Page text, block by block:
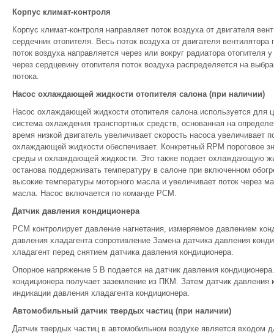
Корпус климат-контроля
Корпус климат-контроля направляет поток воздуха от двигателя
сердечник отопителя. Весь поток воздуха от двигателя
поток воздуха направляется через или вокруг радиатора
через сердцевину отопителя поток воздуха распределяется на
потока.
Насос охлаждающей жидкости отопителя салона (при наличии)
Насос охлаждающей жидкости отопителя салона используется для
система охлаждения транспортных средств, основанная на
время низкой двигатель увеличивает скорость насоса увеличивает
охлаждающей жидкости обеспечивает. Конкретный RPM пороговое
среды и охлаждающей жидкости. Это также подает охлаждающую
останова поддерживать температуру в салоне при включенном
высокие температуры моторного масла и увеличивает поток через
масла. Насос включается по команде PCM.
Датчик давления кондиционера
PCM контролирует давление нагнетания, измеряемое давлением
давления хладагента сопротивление Замена датчика давления
хладагент перед снятием датчика давления кондиционера.
Опорное напряжение 5 В подается на датчик давления
кондиционера получает заземление из ПКМ. Затем датчик
индикации давления хладагента кондиционера.
Автомобильный датчик твердых частиц (при наличии)
Датчик твердых частиц в автомобильном воздухе является входом